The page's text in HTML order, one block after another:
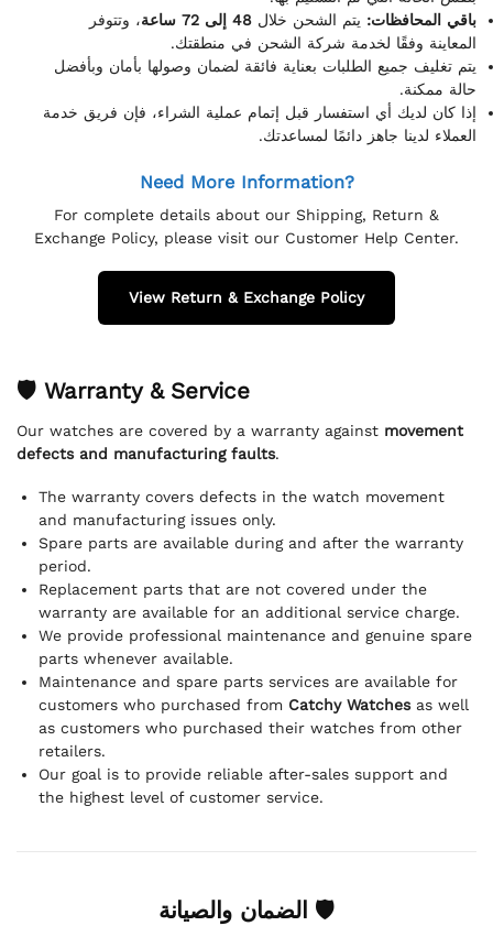
باقي المحافظات: يتم الشحن خلال 48 إلى 72 ساعة
، وتتوفر
المعاينة وفقًا لخدمة شركة الشحن في منطقتك.
يتم تغليف جميع الطلبات بعناية فائقة لضمان وصولها بأمان وبأفضل
حالة ممكنة.
إذا كان لديك أي استفسار قبل إتمام عملية الشراء، فإن فريق خدمة
العملاء لدينا جاهز دائمًا لمساعدتك.
Need More Information?
For complete details about our Shipping, Return &
Exchange Policy, please visit our Customer Help Center.
View Return & Exchange Policy
🛡 Warranty & Service
Our watches are covered by a warranty against movement
defects and manufacturing faults.
The warranty covers defects in the watch movement
and manufacturing issues only.
Spare parts are available during and after the warranty
period.
Replacement parts that are not covered under the
warranty are available for an additional service charge.
We provide professional maintenance and genuine spare
parts whenever available.
Maintenance and spare parts services are available for
customers who purchased from Catchy Watchesas well
as customers who purchased their watches from other
retailers.
Our goal is to provide reliable after-sales support and
the highest level of customer service.
🛡 الضمان والصيانة